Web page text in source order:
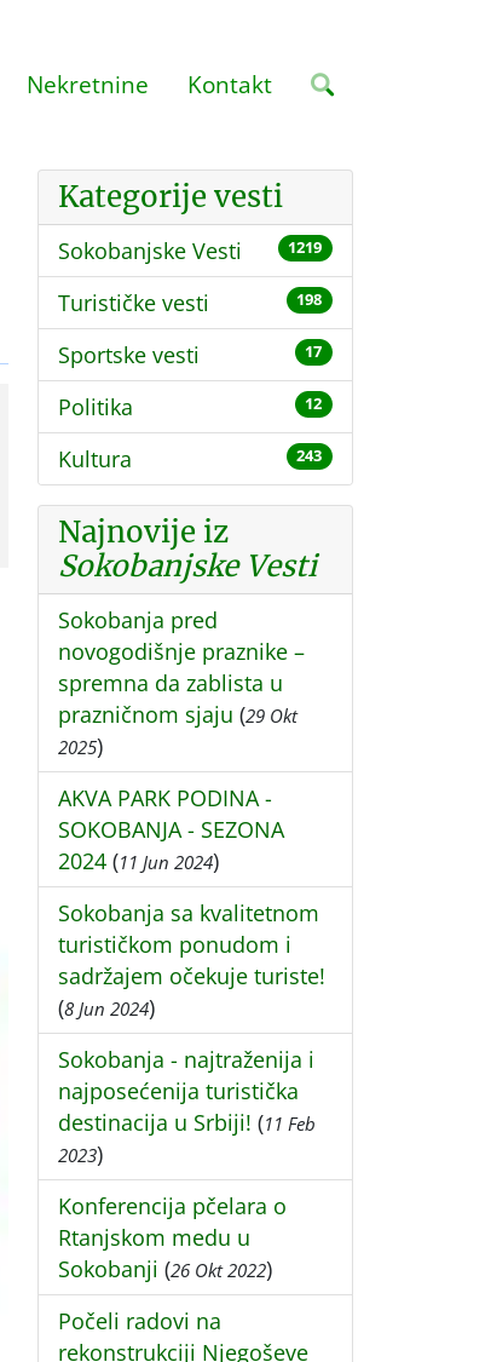
Nekretnine Kontakt
Kategorije vesti
Sokobanjske Vesti 1219
Turističke vesti 198
Sportske vesti 17
Politika 12
Kultura 243
Najnovije iz
Sokobanjske Vesti
Sokobanja pred
novogodišnje praznike –
spremna da zablista u
prazničnom sjaju (29 Okt
2025)
AKVA PARK PODINA -
SOKOBANJA - SEZONA
2024 (11 Jun 2024)
Sokobanja sa kvalitetnom
turističkom ponudom i
sadržajem očekuje turiste!
(8 Jun 2024)
Sokobanja - najtraženija i
najposećenija turistička
destinacija u Srbiji! (11 Feb
2023)
Konferencija pčelara o
Rtanjskom medu u
Sokobanji (26 Okt 2022)
Počeli radovi na
rekonstrukciji Njegoševe